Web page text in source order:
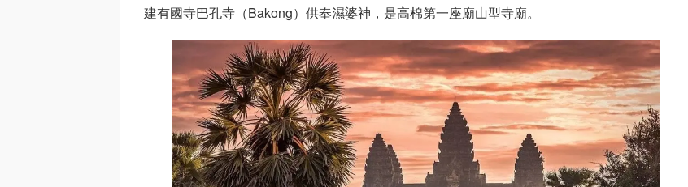
建有國寺巴孔寺（Bakong）供奉濕婆神，是高棉第一座廟山型寺廟。